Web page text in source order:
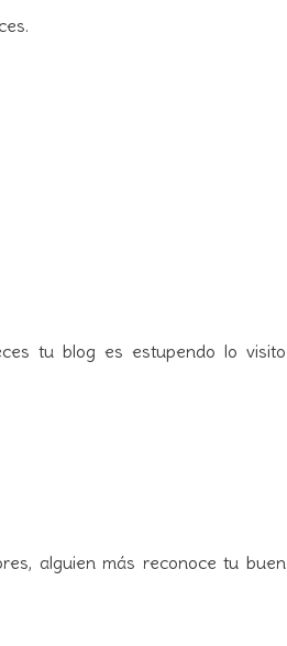
tu blog es estupendo lo visito
alguien más reconoce tu buen